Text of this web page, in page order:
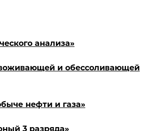
анализа»
и обессоливающей
нефти и газа»
3 разряда»